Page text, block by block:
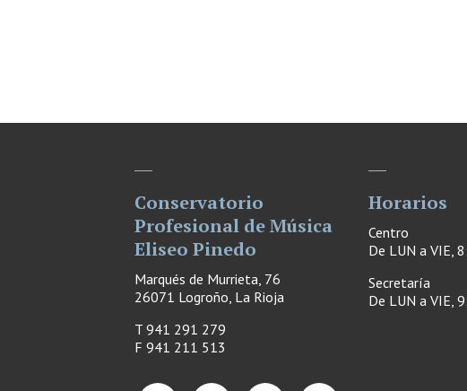
Conservatorio
Profesional de Música
Eliseo Pinedo
Marqués de Murrieta, 76
26071 Logroño, La Rioja
T 941 291 279
F941 211 513
Horarios
Centro
De LUN a VIE,
Secretaría
De LUN a VIE,